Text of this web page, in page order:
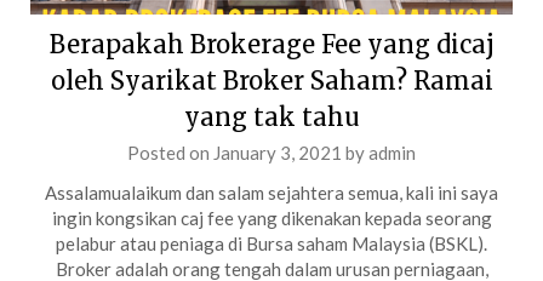
Berapakah Brokerage Fee yang dicaj
oleh Syarikat Broker Saham? Ramai
yang tak tahu
Posted on January 3, 2021 byadmin
Assalamualaikum dan salam sejahtera semua, kali ini saya
ingin kongsikan caj fee yang dikenakan kepada seorang
pelabur atau peniaga di Bursa saham Malaysia (BSKL).
Broker adalah orang tengah dalam urusan perniagaan,